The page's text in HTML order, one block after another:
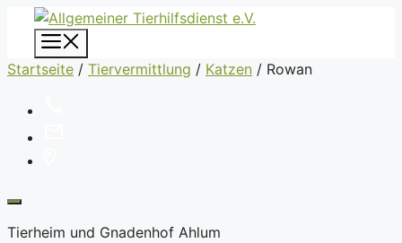
Zum
Inhalt
springen
Startseite / Tiervermittlung / Katzen / Rowan
Tierheim und Gnadenhof Ahlum